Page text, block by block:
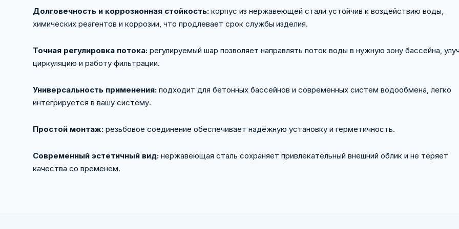
Долговечность и коррозионная стойкость: корпус из нержавеющей стали устойчив к воздействию воды,
химических реагентов и коррозии, что продлевает срок службы изделия.
Точная регулировка потока: регулируемый шар позволяет направлять поток воды в нужную зону бассейна,
циркуляцию и работу фильтрации.
Универсальность применения: подходит для бетонных бассейнов и современных систем водообмена, легко
интегрируется в вашу систему.
Простой монтаж: резьбовое соединение обеспечивает надёжную установку и герметичность.
Современный эстетичный вид: нержавеющая сталь сохраняет привлекательный внешний облик и не теряет
качества со временем.